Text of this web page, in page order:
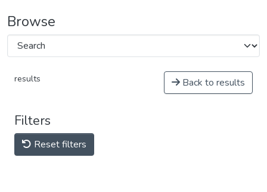
Browse
results Back to results
Filters
Reset filters